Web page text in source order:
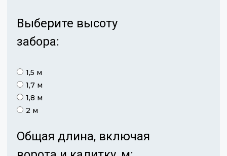
Выберите высоту
забора:
1,5 м
1,7 м
1,8 м
2 м
Общая длина, включая